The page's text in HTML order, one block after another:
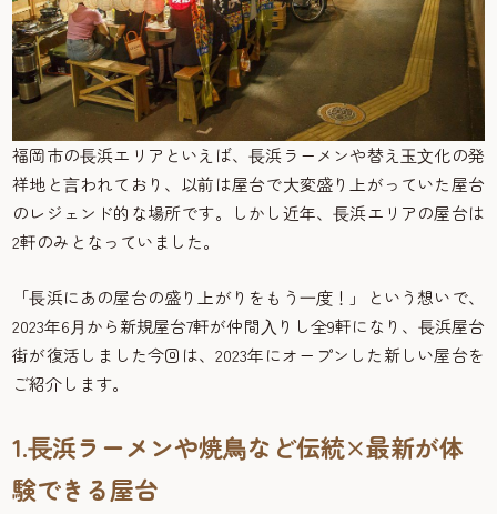
福岡市の⻑浜エリアといえば、⻑浜ラーメンや替え⽟⽂化の発
祥地と⾔われており、以前は屋台で⼤変盛り上がっていた屋台
のレジェンド的な場所です。しかし近年、⻑浜エリアの屋台は
2軒のみとなっていました。
「⻑浜にあの屋台の盛り上がりをもう⼀度！」という想いで、
2023年6⽉から新規屋台7軒が仲間⼊りし全9軒になり、⻑浜屋台
街が復活しました今回は、2023年にオープンした新しい屋台を
ご紹介します。
1.⻑浜ラーメンや焼⿃など伝統×最新が体
験できる屋台